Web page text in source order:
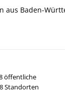
aus Baden-
öffentliche
Standorten